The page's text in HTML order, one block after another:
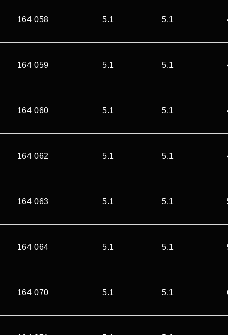
164 058 5.1 5.1
164 059 5.1 5.1
164 060 5.1 5.1
164 062 5.1 5.1
164 063 5.1 5.1
164 064 5.1 5.1
164 070 5.1 5.1